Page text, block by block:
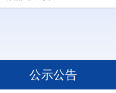
公示公告